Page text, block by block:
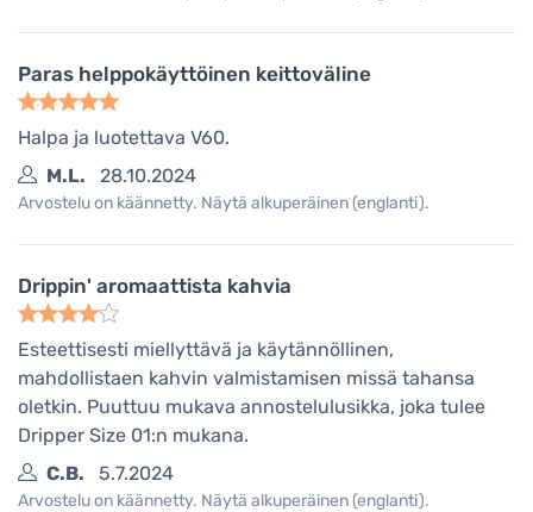
Paras helppokäyttöinen keittoväline
Halpa ja luotettava V60.
M.L.
28.10.2024
Arvostelu on käännetty. Näytä alkuperäinen (englanti).
Drippin' aromaattista kahvia
Esteettisesti miellyttävä ja käytännöllinen,
mahdollistaen kahvin valmistamisen missä tahansa
oletkin. Puuttuu mukava annostelulusikka, joka tulee
Dripper Size 01:n mukana.
C.B.
5.7.2024
Arvostelu on käännetty. Näytä alkuperäinen (englanti).